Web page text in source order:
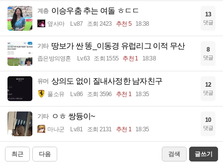
계층 이승우춤 추는 여돌 ㅎㄷㄷ
옆사마 Lv.87 조회 2423 추천 5 18:38
13
댓글
기타 땅보가 싼 똥_이동경 유럽리그 이적 무산
좁은방의영혼 Lv.63 조회 1555 추천 1 18:38
8
댓글
유머 상의도 없이 질내사정한 남자친구
풀소유 Lv.86 조회 3596 추천 1 18:35
12
댓글
기타 ㅇㅎ 쌍듕이~
마나군 Lv.81 조회 2131 추천 1 18:35
10
댓글
최근 다음 검색 글쓰기